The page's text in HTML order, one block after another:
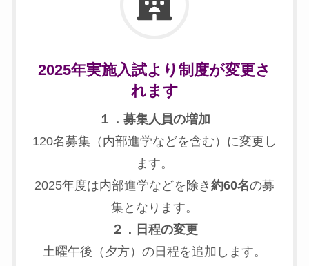
2025年実施入試より制度が変更さ
れます
１．募集人員の増加
120名募集（内部進学などを含む）に変更し
ます。
2025年度は内部進学などを除き 約60名の募
集となります。
２．日程の変更
土曜午後（夕方）の日程を追加します。